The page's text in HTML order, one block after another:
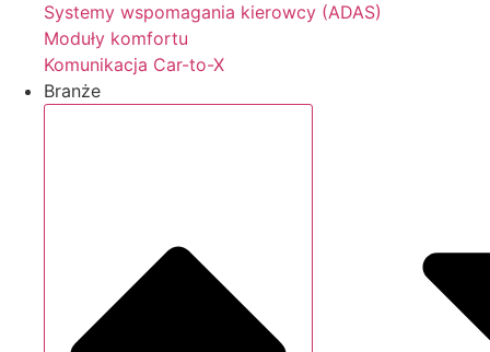
Systemy wspomagania kierowcy (ADAS)
Moduły komfortu
Komunikacja Car-to-X
Branże